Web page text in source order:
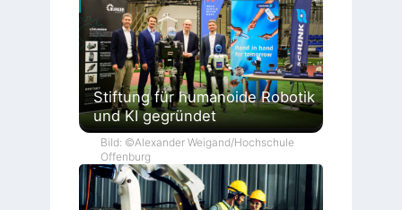
Stiftung für humanoide Robotik
und KI gegründet
Bild: ©Alexander Weigand/Hochschule
Offenburg